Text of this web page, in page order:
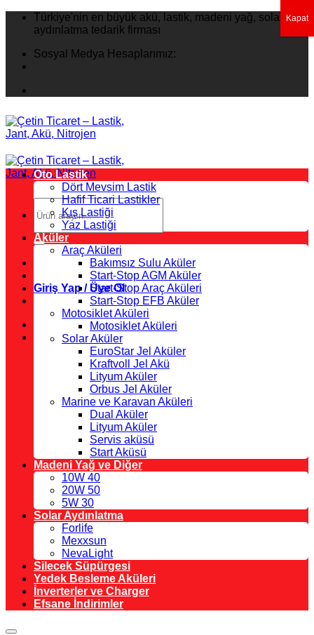
İçeriğeTürkiye'nin en büyük akü, lastik, madeni yağ, solar
aydınlatma tedarik firması
Sosyal Medya Hesaplarımız:
Ara:
Giriş Yap / Üye Ol
Oto Lastik
Dört Mevsim Lastik
Hafif Ticari Lastikler
Kış Lastiği
Yaz Lastiği
Aküler
Araç Aküleri
Bakımsız Sulu Aküler
Start-Stop AGM Aküler
Start-Stop Araç Aküleri
Start-Stop EFB Aküler
Motosiklet Aküleri
Motosiklet Aküleri
Solar Aküler
EuroStar Jel Aküler
Kraftvoll Jel Akü
Lityum Aküler
Orbus Jel Aküler
Marine ve Karavan Aküleri
Dual Aküler
Lityum Aküler
Servis aküsü
Start Aküsü
Madeni Yağ ve Diğer
10W 40
20W 50
5W 30
Solar Aydınlatma
Forlife
Mexxsun
NevaLight
Silecek Süpürgesi
Yedek Besleme Aküleri
İnverterler ve Charger
Efsane İndirimler
Kapat